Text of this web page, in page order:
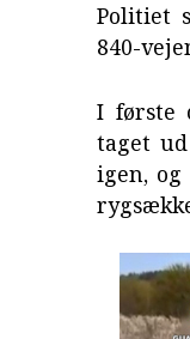
Politiet
840-
I første
taget
igen,